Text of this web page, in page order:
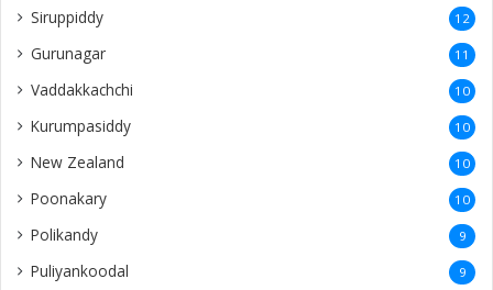
Siruppiddy 12
Gurunagar 11
Vaddakkachchi 10
Kurumpasiddy 10
New Zealand 10
Poonakary 10
Polikandy 9
Puliyankoodal 9